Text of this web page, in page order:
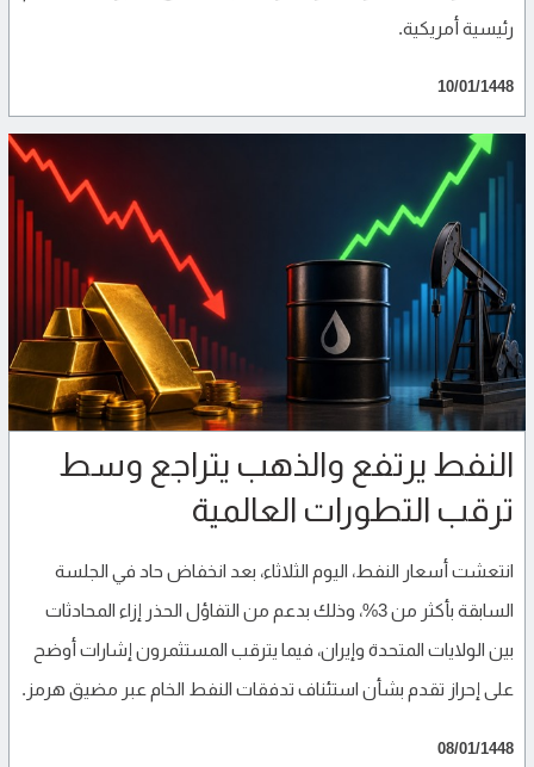
رئيسية أمريكية.
10/01/1448
النفط يرتفع والذهب يتراجع وسط
ترقب التطورات العالمية
انتعشت أسعار النفط، اليوم الثلاثاء، بعد انخفاض حاد في الجلسة
السابقة بأكثر من 3%، وذلك بدعم من التفاؤل الحذر إزاء المحادثات
بين الولايات المتحدة وإيران، فيما يترقب المستثمرون إشارات أوضح
على إحراز تقدم بشأن استئناف تدفقات النفط الخام عبر مضيق هرمز.
08/01/1448